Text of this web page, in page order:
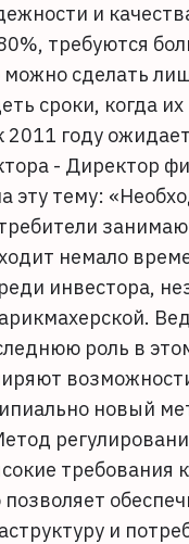
и
требуются
можно сделать
сроки, когда
году
- Директор
эту тему:
немало
инвестора,
роль в
новый
и